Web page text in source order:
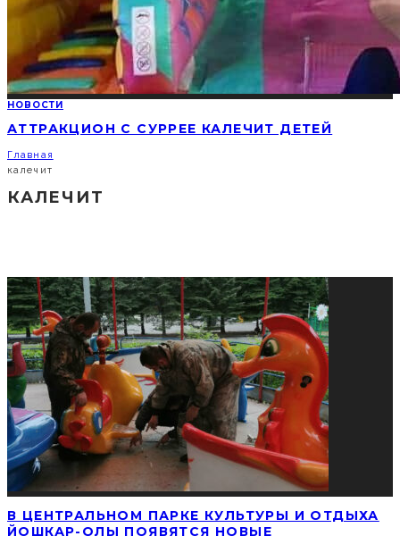
НОВОСТИ
АТТРАКЦИОН С СУРРЕЕ КАЛЕЧИТ ДЕТЕЙ
Главная
калечит
КАЛЕЧИТ
В ЦЕНТРАЛЬНОМ ПАРКЕ КУЛЬТУРЫ И ОТДЫХА
ЙОШКАР-ОЛЫ ПОЯВЯТСЯ НОВЫЕ